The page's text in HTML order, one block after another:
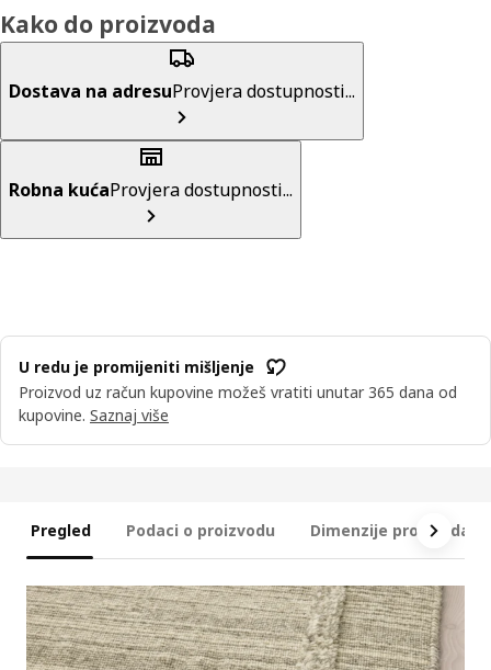
Kako do proizvoda
Dostava na adresuProvjera dostupnosti...
Robna kućaProvjera dostupnosti...
U redu je promijeniti mišljenje
Proizvod uz račun kupovine možeš vratiti unutar 365 dana od
kupovine. Saznaj više
Pregled Podaci o proizvodu Dimenzije proizvoda